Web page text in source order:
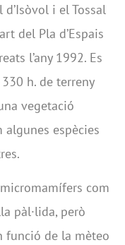
d’Isòvol i el Tossal
del Pla d’Espais
l’any 1992. Es
h. de terreny
vegetació
espècies
com
pàl·lida, però
funció de la mèteo